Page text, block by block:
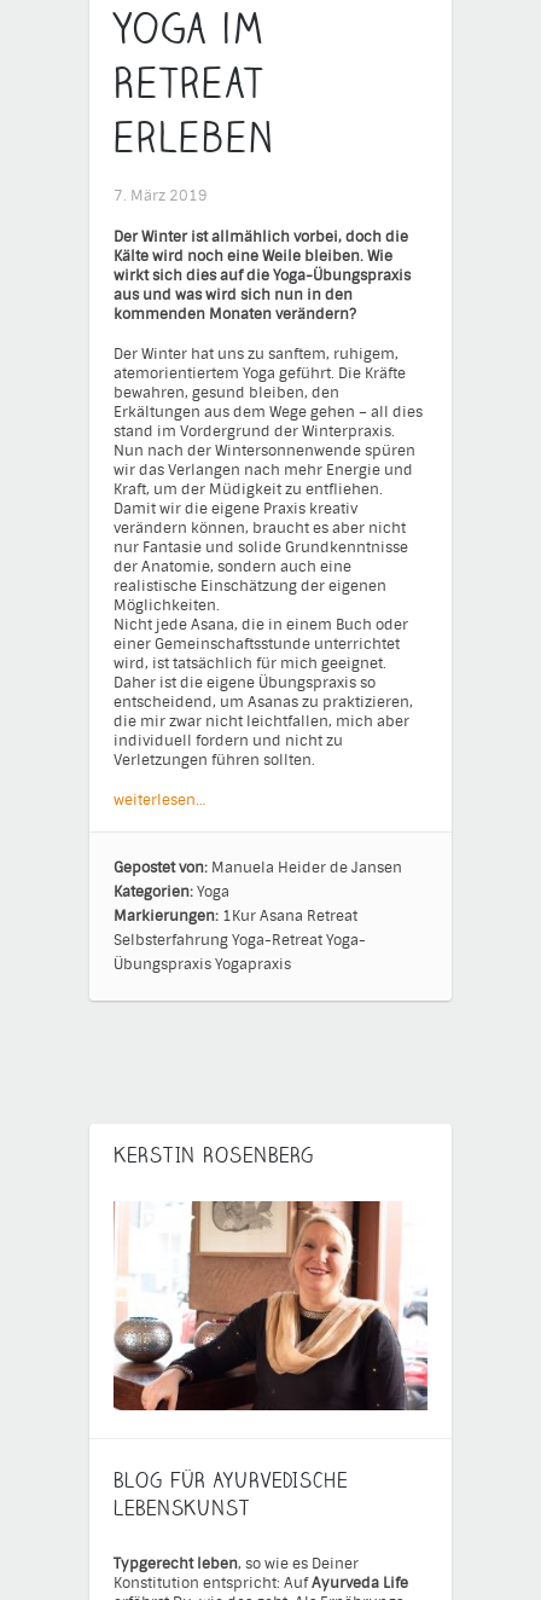
Yoga im
Retreat
erleben
7. März 2019
Der Winter ist allmählich vorbei, doch die
Kälte wird noch eine Weile bleiben. Wie
wirkt sich dies auf die Yoga-Übungspraxis
aus und was wird sich nun in den
kommenden Monaten verändern?
Der Winter hat uns zu sanftem, ruhigem,
atemorientiertem Yoga geführt. Die Kräfte
bewahren, gesund bleiben, den
Erkältungen aus dem Wege gehen – all dies
stand im Vordergrund der Winterpraxis.
Nun nach der Wintersonnenwende spüren
wir das Verlangen nach mehr Energie und
Kraft, um der Müdigkeit zu entfliehen.
Damit wir die eigene Praxis kreativ
verändern können, braucht es aber nicht
nur Fantasie und solide Grundkenntnisse
der Anatomie, sondern auch eine
realistische Einschätzung der eigenen
Möglichkeiten.
Nicht jede Asana, die in einem Buch oder
einer Gemeinschaftsstunde unterrichtet
wird, ist tatsächlich für mich geeignet.
Daher ist die eigene Übungspraxis so
entscheidend, um Asanas zu praktizieren,
die mir zwar nicht leichtfallen, mich aber
individuell fordern und nicht zu
Verletzungen führen sollten.
weiterlesen…
Gepostet von: Manuela Heider de Jansen
Kategorien:Yoga
Markierungen: 1KurAsana Retreat
SelbsterfahrungYoga-RetreatYoga-
ÜbungspraxisYogapraxis
KERSTIN ROSENBERG
BLOG FÜR AYURVEDISCHE
LEBENSKUNST
Typgerecht leben, so wie es Deiner
Konstitution entspricht: AufAyurveda Life